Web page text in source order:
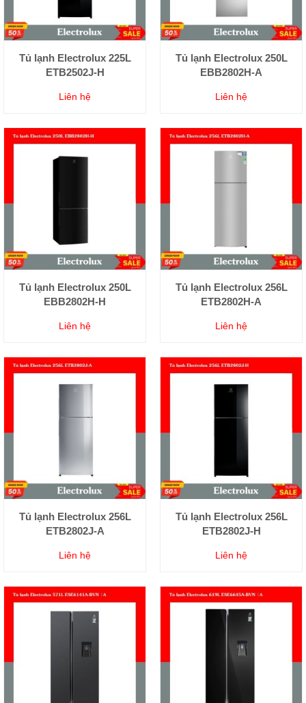
Tủ lạnh Electrolux 225L
ETB2502J-H
Liên hệ
Tủ lạnh Electrolux 250L
EBB2802H-A
Liên hệ
Tủ lạnh Electrolux 250L
EBB2802H-H
Liên hệ
Tủ lạnh Electrolux 256L
ETB2802H-A
Liên hệ
Tủ lạnh Electrolux 256L
ETB2802J-A
Liên hệ
Tủ lạnh Electrolux 256L
ETB2802J-H
Liên hệ